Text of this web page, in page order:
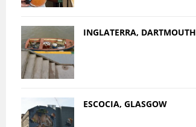
INGLATERRA, DARTMOUTH
ESCOCIA, GLASGOW